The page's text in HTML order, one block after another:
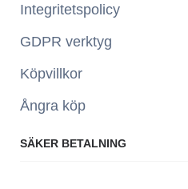
Integritetspolicy
GDPR verktyg
Köpvillkor
Ångra köp
SÄKER BETALNING